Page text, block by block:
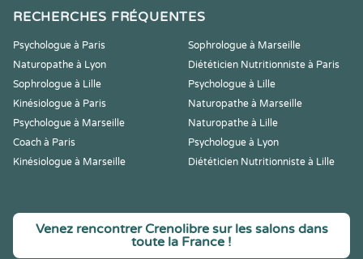
RECHERCHES FRÉQUENTES
Psychologue à Paris
Sophrologue à Marseille
Naturopathe à Lyon
Diététicien Nutritionniste à Paris
Sophrologue à Lille
Psychologue à Lille
Kinésiologue à Paris
Naturopathe à Marseille
Psychologue à Marseille
Naturopathe à Lille
Coach à Paris
Psychologue à Lyon
Kinésiologue à Marseille
Diététicien Nutritionniste à Lille
Venez rencontrer Crenolibre sur les salons dans
toute la France !